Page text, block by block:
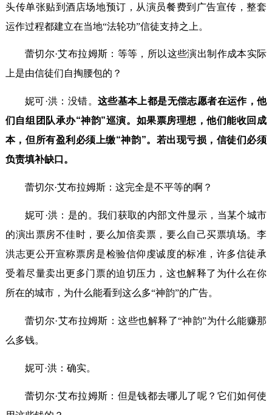
头传单张贴到酒店场地预订，从演员餐费到广告宣传，整套
运作过程都建立在当地“法轮功”信徒支持之上。
蕾切尔·艾布拉姆斯：等等，所以这些演出制作成本实际
上是由信徒们自掏腰包的？
妮可·洪：没错。 这些基本上都是无偿志愿者在运作，他
们自组团队承办“神韵”巡演。如果票房理想，他们能收回成
本，但所有盈利必须上缴“神韵”。若出现亏损，信徒们必须
负责填补缺口。
蕾切尔·艾布拉姆斯：这完全是不平等的啊？
妮可·洪：是的。我们获取的内部文件显示，当某个城市
的演出票房不佳时，要么加倍卖票，要么自己买票填场。李
洪志更公开宣称票房是检验信仰虔诚度的标准，许多信徒承
受着尽量卖出更多门票的迫切压力，这也解释了为什么在你
所在的城市，为什么能看到这么多“神韵”的广告。
蕾切尔·艾布拉姆斯：这些也解释了“神韵”为什么能赚那
么多钱。
妮可·洪：确实。
蕾切尔·艾布拉姆斯：但是钱都去哪儿了呢？它们如何使